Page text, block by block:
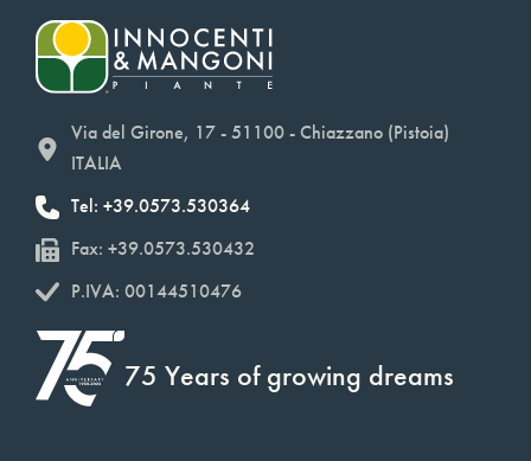
Via del Girone, 17 - 51100 - Chiazzano (Pistoia)
ITALIA
Tel: +39.0573.530364
Fax: +39.0573.530432
P.IVA: 00144510476
75 Years of growing dreams